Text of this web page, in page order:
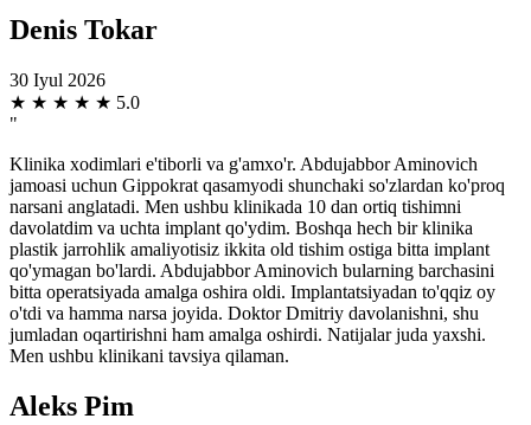
Denis Tokar
30 Iyul 2026
★ ★ ★ ★ ★ 5.0
"
Klinika xodimlari e'tiborli va g'amxo'r. Abdujabbor Aminovich
jamoasi uchun Gippokrat qasamyodi shunchaki so'zlardan ko'proq
narsani anglatadi. Men ushbu klinikada 10 dan ortiq tishimni
davolatdim va uchta implant qo'ydim. Boshqa hech bir klinika
plastik jarrohlik amaliyotisiz ikkita old tishim ostiga bitta implant
qo'ymagan bo'lardi. Abdujabbor Aminovich bularning barchasini
bitta operatsiyada amalga oshira oldi. Implantatsiyadan to'qqiz oy
o'tdi va hamma narsa joyida. Doktor Dmitriy davolanishni, shu
jumladan oqartirishni ham amalga oshirdi. Natijalar juda yaxshi.
Men ushbu klinikani tavsiya qilaman.
Aleks Pim